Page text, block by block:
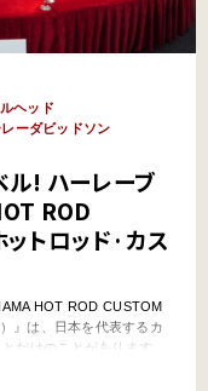
ヘッド
ーダビッドソン
ル! ハーレーブ
ROD
トロッド·カス
HOT ROD CUSTOM
』は、日本を代表するカ
だけのことがあります。
たヨコハマ ホットロッド